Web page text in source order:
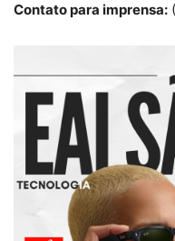
Contato para imprensa: